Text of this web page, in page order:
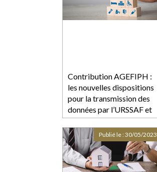
Contribution AGEFIPH :
les nouvelles dispositions
pour la transmission des
données par l’URSSAF et
des accords agréés
Publié le :30/05/2023